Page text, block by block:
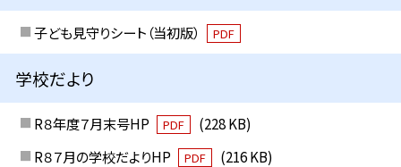
子ども見守りシート（当初版） PDF
学校だより
R８年度７月末号HP PDF
(228 KB)
R８７月の学校だよりHP
PDF
(216 KB)